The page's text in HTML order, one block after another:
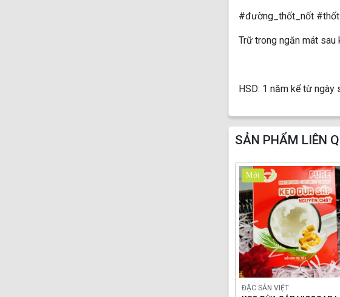
#đường_thốt_nốt
Trữ trong ngăn mát sau
HSD: 1 năm kể từ ngày
SẢN PHẨM LIÊN
ĐẶC SẢN VIỆT
Mới